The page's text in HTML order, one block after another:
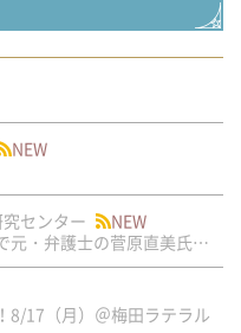
NEW
センター
NEW
治療的司法研究センター客員研究員で元・弁護士の菅原直美氏の論文が公刊されました
8/17（月）＠梅田ラテラル